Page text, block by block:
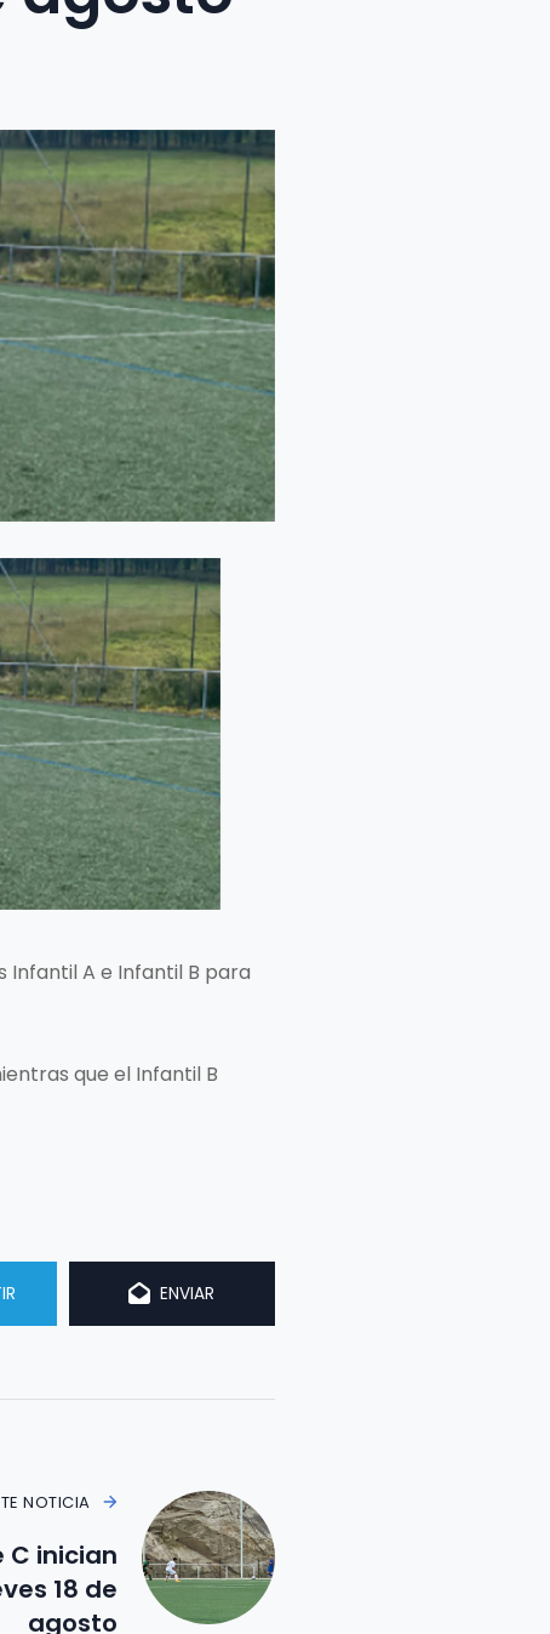
Infantil A e Infantil B para
que el Infantil B
ENVIAR
NOTICIA
C inician
18 de
agosto